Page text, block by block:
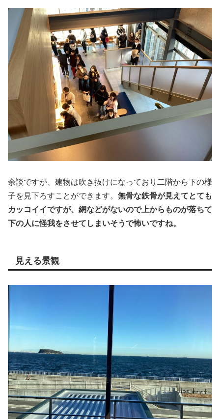
余談ですが、建物は吹き抜けになっており二階から下の様
子を見下ろすことができます。 無骨な鉄骨が見えてとても
カッコイイですが、網などがないので上からものが落ちて
下の人に怪我をさせてしまいそうで怖いですね。
見える景観